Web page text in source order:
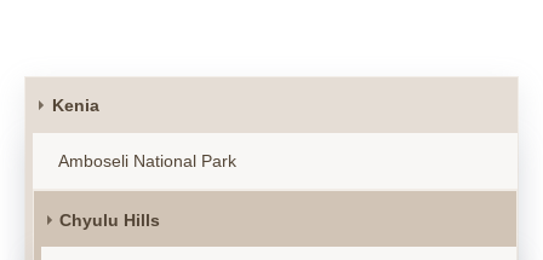
Kenia
Amboseli National Park
Chyulu Hills